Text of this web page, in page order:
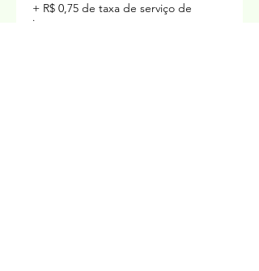
+ R$ 0,75 de taxa de serviço de
ingresso